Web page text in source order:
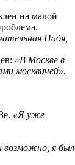
на малой
Надя,
«В Москве в
москвичей».
«Я уже
возможно, я был